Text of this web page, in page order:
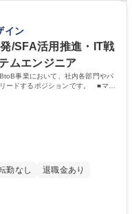
学歴：大
イン
/SFA活用推進・IT戦
ムエンジニア
事業において、社内各部門やパ
ードするポジションです。 ■マー
勤なし
退職金あり